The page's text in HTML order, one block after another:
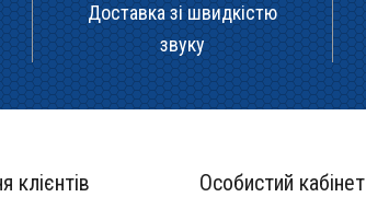
Доставка зі швидкістю
звуку
клієнтів Особистий кабінет